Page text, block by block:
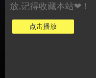
放,记得收藏本站❤！
点击播放